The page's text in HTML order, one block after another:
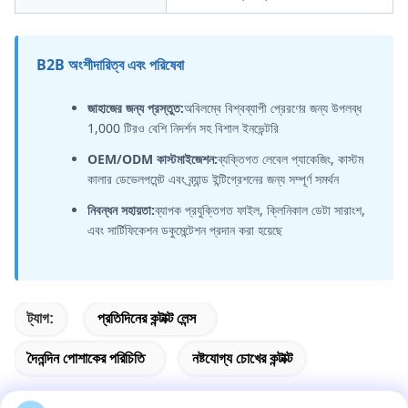
B2B অংশীদারিত্ব এবং পরিষেবা
জাহাজের জন্য প্রস্তুত:অবিলম্বে বিশ্বব্যাপী প্রেরণের জন্য উপলব্ধ
1,000 টিরও বেশি নিদর্শন সহ বিশাল ইনভেন্টরি
OEM/ODM কাস্টমাইজেশন:ব্যক্তিগত লেবেল প্যাকেজিং, কাস্টম
কালার ডেভেলপমেন্ট এবং ব্র্যান্ড ইন্টিগ্রেশনের জন্য সম্পূর্ণ সমর্থন
নিবন্ধন সহায়তা:ব্যাপক প্রযুক্তিগত ফাইল, ক্লিনিকাল ডেটা সারাংশ,
এবং সার্টিফিকেশন ডকুমেন্টেশন প্রদান করা হয়েছে
ট্যাগ: প্রতিদিনের কন্টাক্ট লেন্স
দৈনন্দিন পোশাকের পরিচিতি নষ্টযোগ্য চোখের কন্টাক্ট